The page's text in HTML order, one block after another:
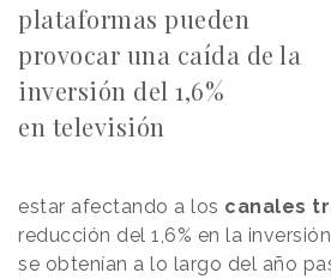
plataformas pueden
provocar una caída de la
inversión del 1,6%
en televisión
estar afectando a los canales
reducción del 1,6% en la
se obtenían a lo largo del año